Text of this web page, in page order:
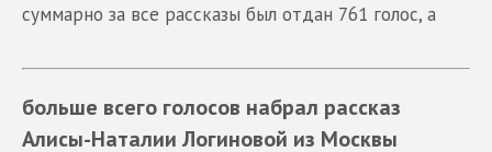
суммарно за все рассказы был отдан 761 голос, а
больше всего голосов набрал рассказ
Алисы-Наталии Логиновой из Москвы